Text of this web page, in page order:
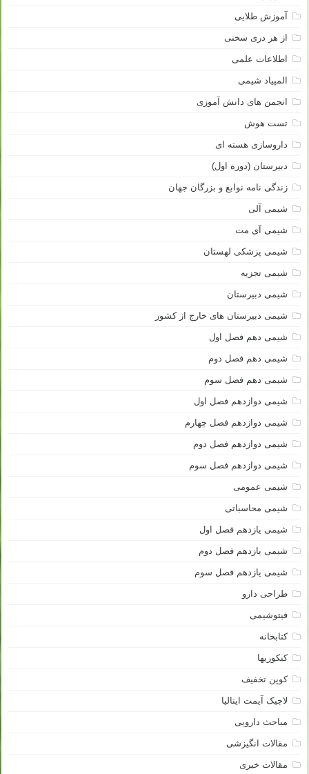
آموزش طلایی
از هر دری سخنی
اطلاعات علمی
المپیاد شیمی
انجمن های دانش آموزی
تست هوش
داروسازی هسته ای
دبیرستان (دوره اول)
زندگی نامه نوابغ و بزرگان جهان
شیمی آلی
شیمی آی مت
شیمی پزشکی لهستان
شیمی تجزیه
شیمی دبیرستان
شیمی دبیرستان های خارج از کشور
شیمی دهم فصل اول
شیمی دهم فصل دوم
شیمی دهم فصل سوم
شیمی دوازدهم فصل اول
شیمی دوازدهم فصل چهارم
شیمی دوازدهم فصل دوم
شیمی دوازدهم فصل سوم
شیمی عمومی
شیمی محاسباتی
شیمی یازدهم فصل اول
شیمی یازدهم فصل دوم
شیمی یازدهم فصل سوم
طراحی دارو
فیتوشیمی
کتابخانه
کنکوریها
کوپن تخفیف
لاجیک آیمت ایتالیا
مباحث دارویی
مقالات انگیزشی
مقالات خبری